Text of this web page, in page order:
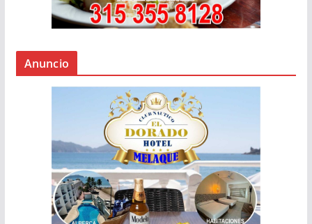
Anuncio